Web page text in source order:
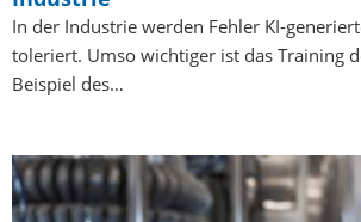
In der Industrie werden Fehler KI-
toleriert. Umso wichtiger ist das Training
Beispiel des…